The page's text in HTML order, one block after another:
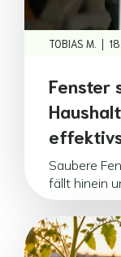
TOBIAS M. |
Fenster
Saubere
fällt hinein